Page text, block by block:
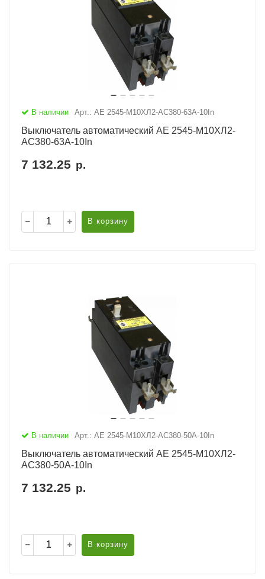
В наличии Арт.: АЕ 2545-М10ХЛ2-AC380-63А-10In
Выключатель автоматический АЕ 2545-М10ХЛ2-
AC380-63А-10In
7 132.25 р.
В корзину
В наличии Арт.: АЕ 2545-М10ХЛ2-AC380-50А-10In
Выключатель автоматический АЕ 2545-М10ХЛ2-
AC380-50А-10In
7 132.25 р.
В корзину